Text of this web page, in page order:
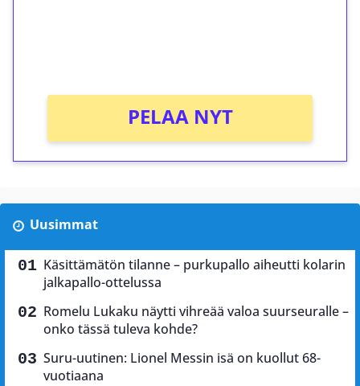
PELAA NYT
Uusimmat
Käsittämätön tilanne – purkupallo aiheutti kolarin
jalkapallo-ottelussa
Romelu Lukaku näytti vihreää valoa suurseuralle –
onko tässä tuleva kohde?
Suru-uutinen: Lionel Messin isä on kuollut 68-
vuotiaana